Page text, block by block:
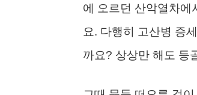
에 오르던 산악열차에
요. 다행히 고산병 증
까요? 상상만 해도 등